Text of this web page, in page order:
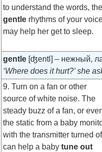
to understand the words, the
gentle rhythms of your
may help her get to sleep.
gentle [ʤentl] – нежный,
‘Where does it hurt?’ she
9. Turn on a fan or other
source of white noise. The
steady buzz of a fan, or
the static from a baby
with the transmitter turned
can help a baby tune out